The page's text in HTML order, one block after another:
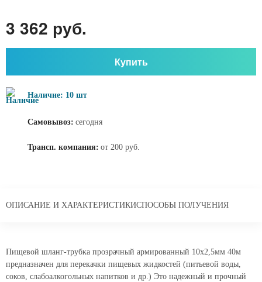
3 362 руб.
Купить
Наличие: 10 шт
Самовывоз: сегодня
Трансп. компания: от 200 руб.
ОПИСАНИЕ И ХАРАКТЕРИСТИКИСПОСОБЫ ПОЛУЧЕНИЯ
Пищевой шланг-трубка прозрачный армированный 10х2,5мм 40м
предназначен для перекачки пищевых жидкостей (питьевой воды,
соков, слабоалкогольных напитков и др.) Это надежный и прочный